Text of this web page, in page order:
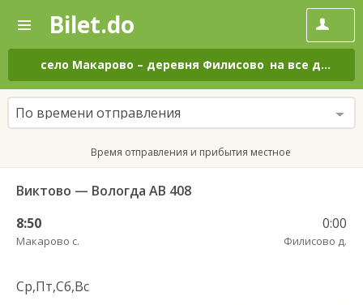
—
Поиск
и
покупка
билетов
на
автобус
онлайн
Bilet.do
село Макарово – деревня Филисово на все дни
По времени отправления
Время отправления и прибытия местное
Виктово — Вологда АВ 408
8:50
Макарово с.
0:00
Филисово д.
Ср,Пт,Сб,Вс